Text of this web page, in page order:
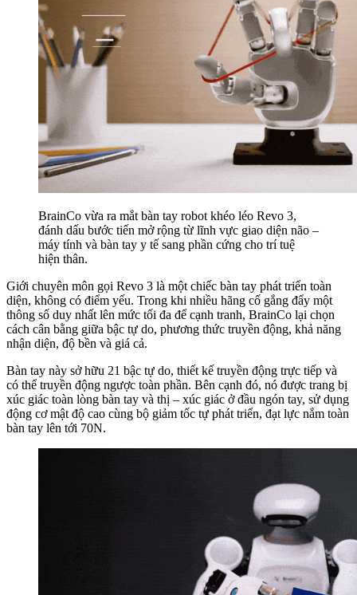
BrainCo vừa ra mắt bàn tay robot khéo léo Revo 3,
đánh dấu bước tiến mở rộng từ lĩnh vực giao diện não –
máy tính và bàn tay y tế sang phần cứng cho trí tuệ
hiện thân.
Giới chuyên môn gọi Revo 3 là một chiếc bàn tay phát triển toàn
diện, không có điểm yếu. Trong khi nhiều hãng cố gắng đẩy một
thông số duy nhất lên mức tối đa để cạnh tranh, BrainCo lại chọn
cách cân bằng giữa bậc tự do, phương thức truyền động, khả năng
nhận diện, độ bền và giá cả.
Bàn tay này sở hữu 21 bậc tự do, thiết kế truyền động trực tiếp và
có thể truyền động ngược toàn phần. Bên cạnh đó, nó được trang bị
xúc giác toàn lòng bàn tay và thị – xúc giác ở đầu ngón tay, sử dụng
động cơ mật độ cao cùng bộ giảm tốc tự phát triển, đạt lực nắm toàn
bàn tay lên tới 70N.